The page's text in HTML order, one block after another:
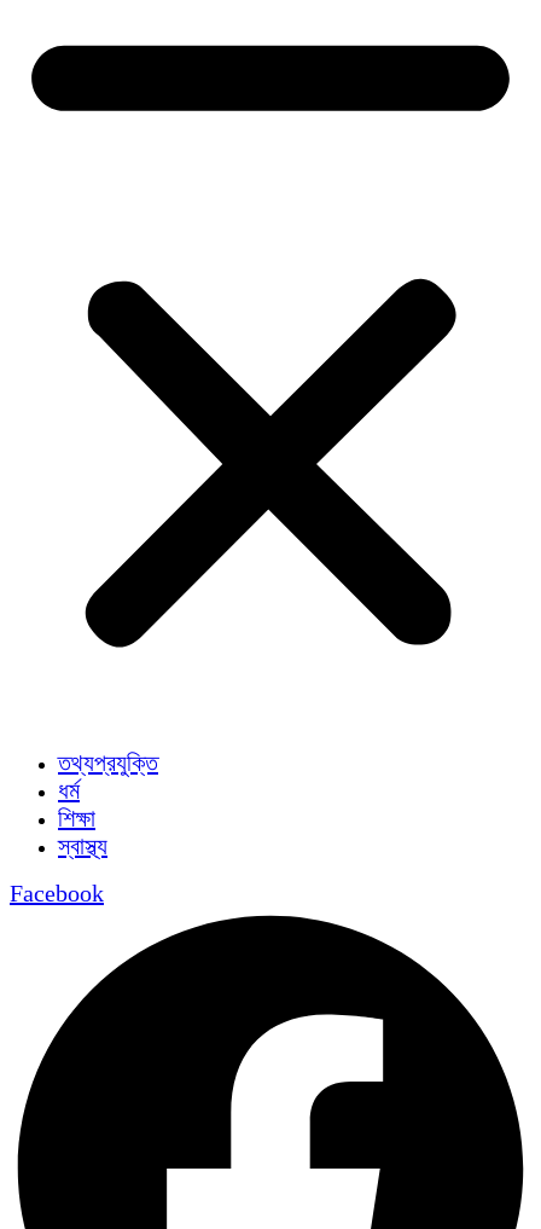
তথ্যপ্রযুক্তি
ধর্ম
শিক্ষা
স্বাস্থ্য
Facebook